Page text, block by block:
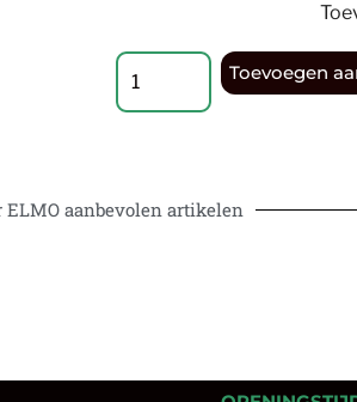
Toevoegen
ELMO aanbevolen artikelen